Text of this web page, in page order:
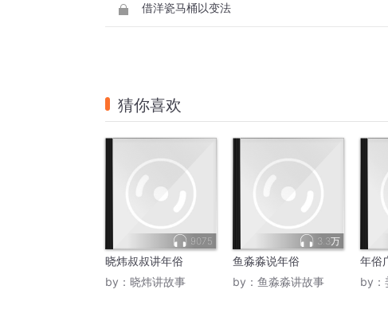
借洋瓷马桶以变法
猜你喜欢
9075
晓炜叔叔讲年俗
by： 晓炜讲故事
3.3万
鱼淼淼说年俗
by： 鱼淼淼讲故事
年俗
by：